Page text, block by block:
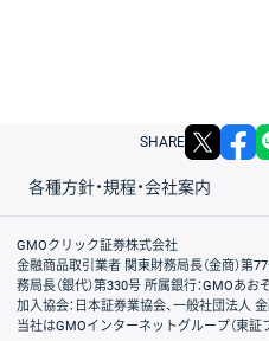
SHARE X
各種方針・規程・会社案内
取引規程・約款
サイトマップ
その他のご案内
個人情報保護方針
最良執行方針
サイトのご利用について
ディスクレイマー
信託保全
リスク説明
会社案内
GMOクリック証券株式会社
金融商品取引業者 関東財務局長（金商）第
務局長（銀代）第330号 所属銀行：GMOあ
加入協会：日本証券業協会、一般社団法人
当社はGMOインターネットグループ（東証